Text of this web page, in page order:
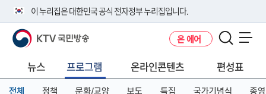
이 누리집은 대한민국 공식 전자정부 누리집입니다.
공식 누리집 주소 확인하기
니다.
이밖에 or.kr 또는 .kr등 다른 도메인 주소를 사용하고 있다면 아래 URL에
서 도메인 주소를 확인해 보세요
KTV 국민방송 온 에어
뉴스 프로그램 온라인콘텐츠 편성표
전체 정책 문화/교양 보도 특집 국가기념식 종영